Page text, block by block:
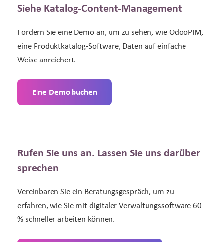
Siehe Katalog-Content-Management
Fordern Sie eine Demo an, um zu sehen, wie OdooPIM,
eine Produktkatalog-Software, Daten auf einfache
Weise anreichert.
Eine Demo buchen
Rufen Sie uns an. Lassen Sie uns darüber
sprechen
Vereinbaren Sie ein Beratungsgespräch, um zu
erfahren, wie Sie mit digitaler Verwaltungssoftware 60
% schneller arbeiten können.